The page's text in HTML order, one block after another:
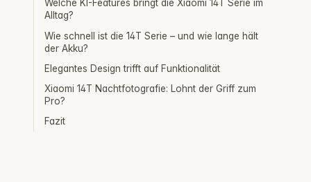
Welche KI-Features bringt die Xiaomi 14T Serie im
Alltag?
Wie schnell ist die 14T Serie – und wie lange hält
der Akku?
Elegantes Design trifft auf Funktionalität
Xiaomi 14T Nachtfotografie: Lohnt der Griff zum
Pro?
Fazit